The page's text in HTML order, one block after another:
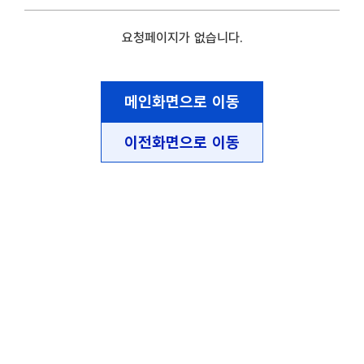
요청페이지가 없습니다.
메인화면으로 이동
이전화면으로 이동